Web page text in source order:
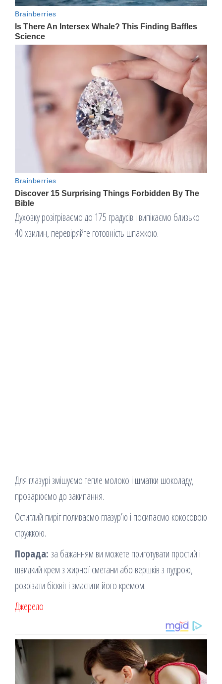
Духовку розігріваємо до 175 градусів і випікаємо близько
40 хвилин, перевіряйте готовність шпажкою.
Для глазурі змішуємо тепле молоко і шматки шоколаду,
проварюємо до закипання.
Остиглий пиріг поливаємо глазур’ю і посипаємо кокосовою
стружкою.
Порада: за бажанням ви можете приготувати простий і
швидкий крем з жирної сметани або вершків з пудрою,
розрізати бісквіт і змастити його кремом.
Джерело